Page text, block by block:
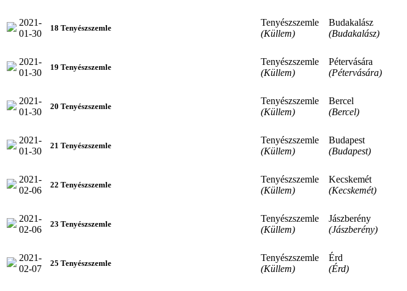
2021-
01-30
18 Tenyészszemle
Tenyészszemle
(Küllem)
Budakalász
(Budakalász)
2021-
01-30
19 Tenyészszemle
Tenyészszemle
(Küllem)
Pétervására
(Pétervására)
2021-
01-30
20 Tenyészszemle
Tenyészszemle
(Küllem)
Bercel
(Bercel)
2021-
01-30
21 Tenyészszemle
Tenyészszemle
(Küllem)
Budapest
(Budapest)
2021-
02-06
22 Tenyészszemle
Tenyészszemle
(Küllem)
Kecskemét
(Kecskemét)
2021-
02-06
23 Tenyészszemle
Tenyészszemle
(Küllem)
Jászberény
(Jászberény)
2021-
02-07
25 Tenyészszemle
Tenyészszemle
(Küllem)
Érd
(Érd)